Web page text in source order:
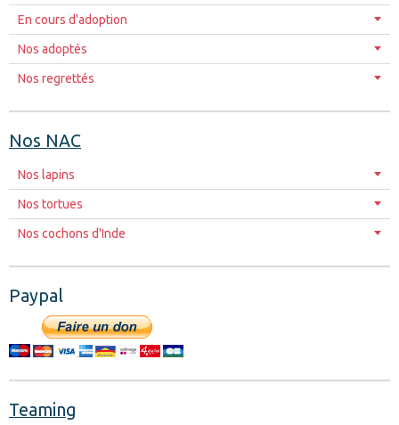
En cours d'adoption
Nos adoptés
Nos regrettés
Nos NAC
Nos lapins
Nos tortues
Nos cochons d'Inde
Paypal
Teaming